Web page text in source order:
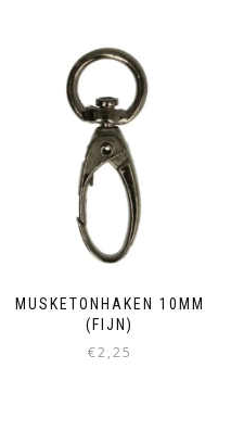
MUSKETONHAKEN 10MM
(FIJN)
€2,25